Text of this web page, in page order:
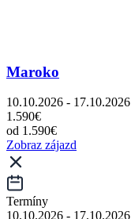
Maroko
10.10.2026 - 17.10.2026
1.590€
od 1.590€
Zobraz zájazd
Termíny
10.10.2026 - 17.10.2026